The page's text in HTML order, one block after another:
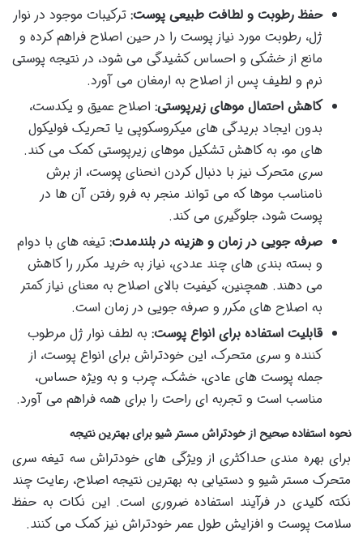
حفظ رطوبت و لطافت طبیعی پوست: ترکیبات موجود در نوار
ژل، رطوبت مورد نیاز پوست را در حین اصلاح فراهم کرده و
مانع از خشکی و احساس کشیدگی می شود، در نتیجه پوستی
نرم و لطیف پس از اصلاح به ارمغان می آورد.
کاهش احتمال موهای زیرپوستی: اصلاح عمیق و یکدست،
بدون ایجاد بریدگی های میکروسکوپی یا تحریک فولیکول
های مو، به کاهش تشکیل موهای زیرپوستی کمک می کند.
سری متحرک نیز با دنبال کردن انحنای پوست، از برش
نامناسب موها که می تواند منجر به فرو رفتن آن ها در
پوست شود، جلوگیری می کند.
صرفه جویی در زمان و هزینه در بلندمدت: تیغه های با دوام
و بسته بندی های چند عددی، نیاز به خرید مکرر را کاهش
می دهند. همچنین، کیفیت بالای اصلاح به معنای نیاز کمتر
به اصلاح های مکرر و صرفه جویی در زمان است.
قابلیت استفاده برای انواع پوست: به لطف نوار ژل مرطوب
کننده و سری متحرک، این خودتراش برای انواع پوست، از
جمله پوست های عادی، خشک، چرب و به ویژه حساس،
مناسب است و تجربه ای راحت را برای همه فراهم می آورد.
نحوه استفاده صحیح از خودتراش مستر شیو برای بهترین نتیجه
برای بهره مندی حداکثری از ویژگی های خودتراش سه تیغه سری
متحرک مستر شیو و دستیابی به بهترین نتیجه اصلاح، رعایت چند
نکته کلیدی در فرآیند استفاده ضروری است. این نکات به حفظ
سلامت پوست و افزایش طول عمر خودتراش نیز کمک می کنند.